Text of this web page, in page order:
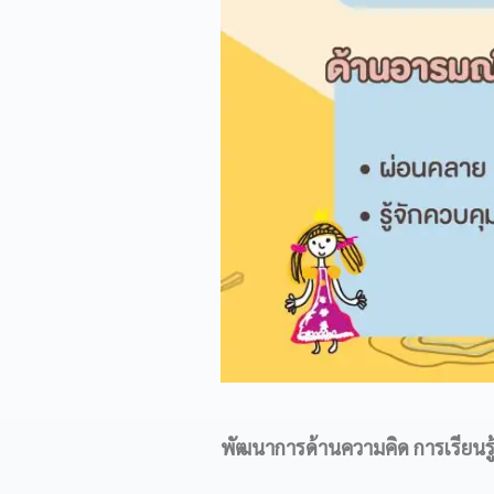
พัฒนาการด้านความคิด การเรียนรู้